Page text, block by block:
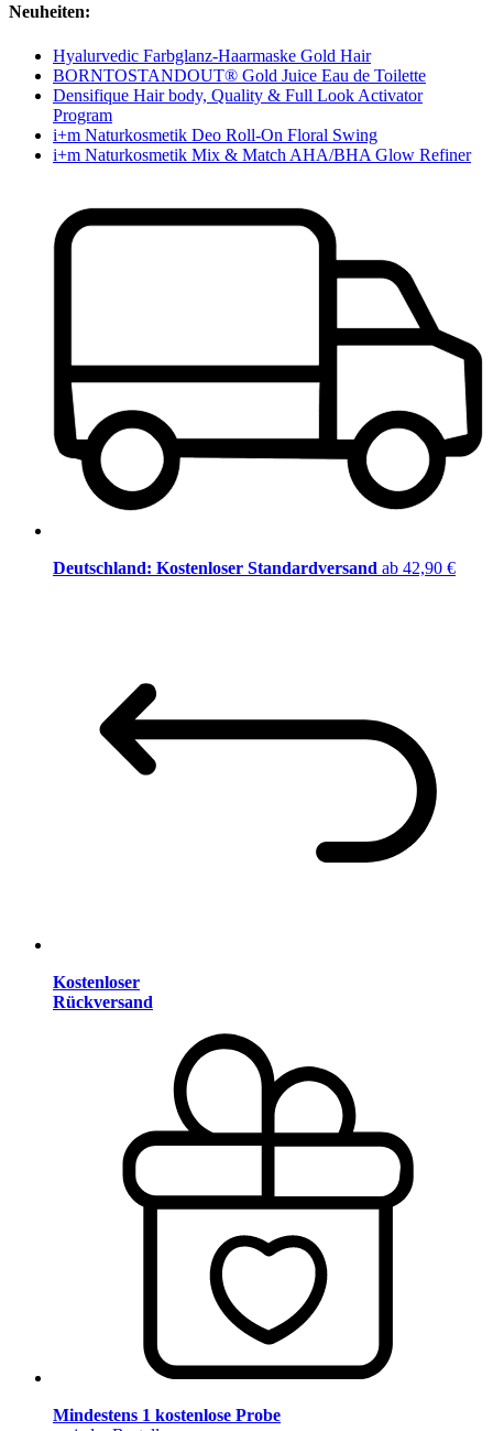
Neuheiten:
Hyalurvedic Farbglanz-Haarmaske Gold Hair
BORNTOSTANDOUT® Gold Juice Eau de Toilette
Densifique Hair body, Quality & Full Look Activator
Program
i+m Naturkosmetik Deo Roll-On Floral Swing
i+m Naturkosmetik Mix & Match AHA/BHA Glow Refiner
Deutschland: Kostenloser Standardversand ab 42,90 €
Kostenloser
Rückversand
Mindestens 1 kostenlose Probe